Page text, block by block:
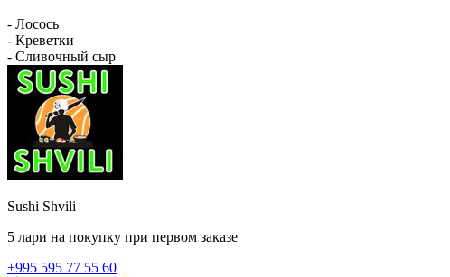
- Лосось
- Креветки
- Сливочный сыр
Sushi Shvili
5 лари на покупку при первом заказе
+995 595 77 55 60